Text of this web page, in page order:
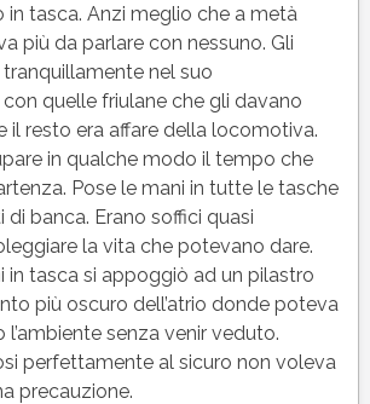
in tasca. Anzi meglio che a metà
più da parlare con nessuno. Gli
nel suo
quelle friulane che gli davano
il resto era affare della locomotiva.
in qualche modo il tempo che
Pose le mani in tutte le tasche
banca. Erano soffici quasi
la vita che potevano dare.
in tasca si appoggiò ad un pilastro
più oscuro dell’atrio donde poteva
senza venir veduto.
perfettamente al sicuro non voleva
precauzione.